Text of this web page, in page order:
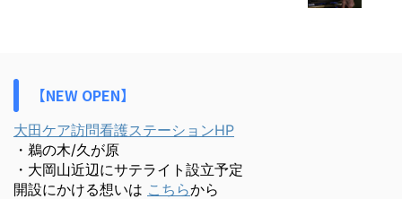
【NEW OPEN】
大田ケア訪問看護ステーションHP
・鵜の木/久が原
・大岡山近辺にサテライト設立予定
開設にかける想いは こちらから